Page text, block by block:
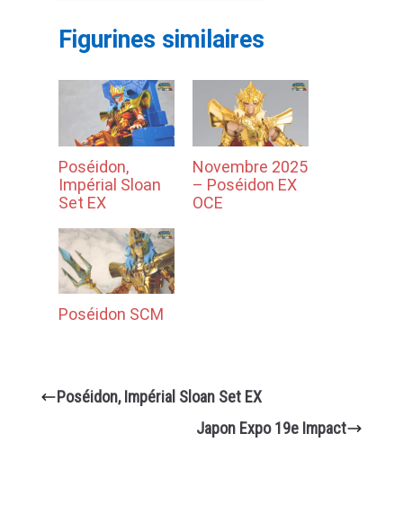
Figurines similaires
Poséidon,
Impérial Sloan
Set EX
Novembre 2025
– Poséidon EX
OCE
Poséidon SCM
Poséidon, Impérial Sloan Set EX
Japon Expo 19e Impact